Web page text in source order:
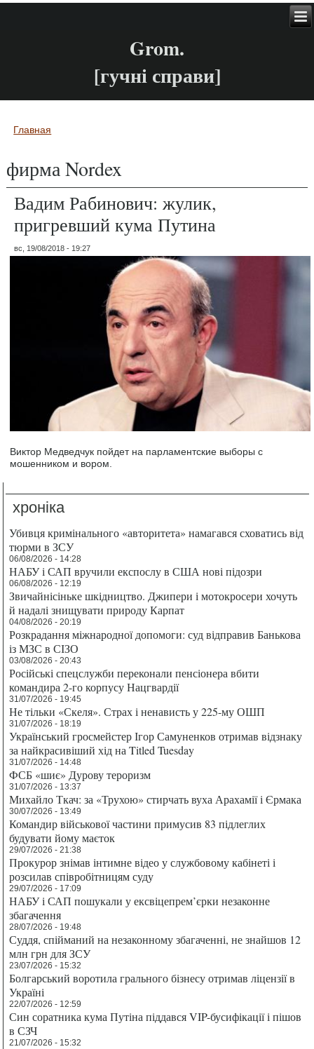
Grom.
[гучні справи]
Вы здесь
Главная
фирма Nordex
Вадим Рабинович: жулик,
пригревший кума Путина
вс, 19/08/2018 - 19:27
Виктор Медведчук пойдет на парламентские выборы с
мошенником и вором.
хроніка
Убивця кримінального «авторитета» намагався сховатись від
тюрми в ЗСУ
06/08/2026 - 14:28
НАБУ і САП вручили експослу в США нові підозри
06/08/2026 - 12:19
Звичайнісіньке шкідництво. Джипери і мотокросери хочуть
й надалі знищувати природу Карпат
04/08/2026 - 20:19
Розкрадання міжнародної допомоги: суд відправив Банькова
із МЗС в СІЗО
03/08/2026 - 20:43
Російські спецслужби переконали пенсіонера вбити
командира 2-го корпусу Нацгвардії
31/07/2026 - 19:45
Не тільки «Скеля». Страх і ненависть у 225-му ОШП
31/07/2026 - 18:19
Український гросмейстер Ігор Самуненков отримав відзнаку
за найкрасивіший хід на Titled Tuesday
31/07/2026 - 14:48
ФСБ «шиє» Дурову тероризм
31/07/2026 - 13:37
Михайло Ткач: за «Трухою» стирчать вуха Арахамії і Єрмака
30/07/2026 - 13:49
Командир військової частини примусив 83 підлеглих
будувати йому маєток
29/07/2026 - 21:38
Прокурор знімав інтимне відео у службовому кабінеті і
розсилав співробітницям суду
29/07/2026 - 17:09
НАБУ і САП пошукали у ексвіцепрем’єрки незаконне
збагачення
28/07/2026 - 19:48
Суддя, спійманий на незаконному збагаченні, не знайшов 12
млн грн для ЗСУ
23/07/2026 - 15:32
Болгарський воротила грального бізнесу отримав ліцензії в
Україні
22/07/2026 - 12:59
Син соратника кума Путіна піддався VIP-бусифікації і пішов
в СЗЧ
21/07/2026 - 15:32